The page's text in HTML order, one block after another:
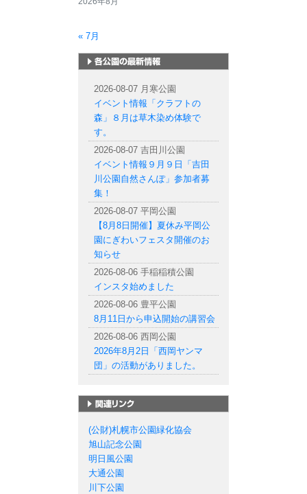
« 7月
2026-08-07 月寒公園
イベント情報「クラフトの
森」８月は草木染め体験で
す。
2026-08-07 吉田川公園
イベント情報９月９日「吉田
川公園自然さんぽ」参加者募
集！
2026-08-07 平岡公園
【8月8日開催】夏休み平岡公
園にぎわいフェスタ開催のお
知らせ
2026-08-06 手稲稲積公園
インスタ始めました
2026-08-06 豊平公園
8月11日から申込開始の講習会
2026-08-06 西岡公園
2026年8月2日「西岡ヤンマ
団」の活動がありました。
(公財)札幌市公園緑化協会
旭山記念公園
明日風公園
大通公園
川下公園